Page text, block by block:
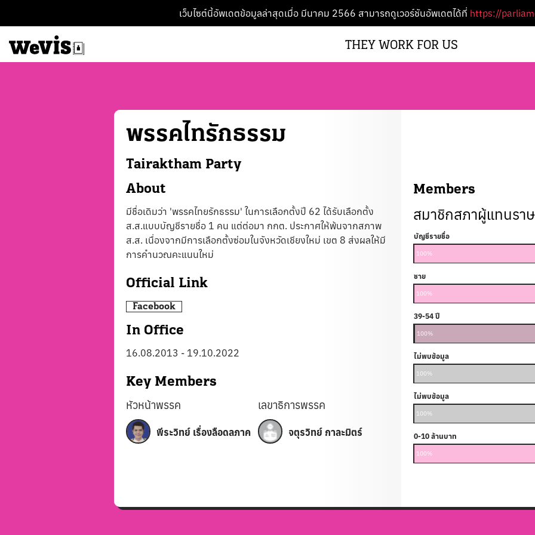
เว็บไซต์นี้อัพเดตข้อมูลล่าสุดเมื่อ มีนาคม 2566 สามารถดูเวอร์ชันอัพเดตได้ที่ https://
THEY WORK FOR US
พรรคไทรักธรรม
Tairaktham Party
About
มีชื่อเดิมว่า 'พรรคไทยรักธรรม' ในการเลือกตั้งปี 62 ได้รับเลือกตั้ง
ส.ส.แบบบัญชีรายชื่อ 1 คน แต่ต่อมา กกต. ประกาศให้พ้นจากสภาพ
ส.ส. เนื่องจากมีการเลือกตั้งซ่อมในจังหวัดเชียงใหม่ เขต 8 ส่งผลให้มี
การคำนวณคะแนนใหม่
Official Link
Facebook
In Office
16.08.2013 - 19.10.2022
Key Members
หัวหน้าพรรค
พีระวิทย์ เรื่องลือดลภาค
เลขาธิการพรรค
จตุรวิทย์ กาละมิตร์
Members
สมาชิกสภาผู้แทนรา
บัญชีรายชื่อ
100%
ชาย
100%
25-38 ปี
39-54 ปี
0%
100%
ไม่พบข้อมูล
100%
ไม่พบข้อมูล
100%
0-10 ล้านบาท
100%